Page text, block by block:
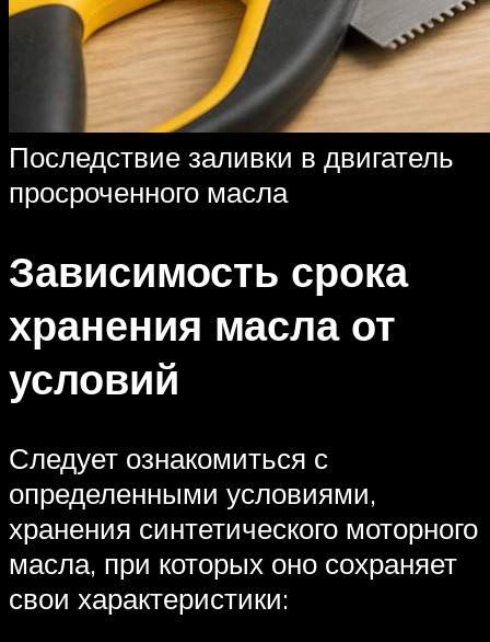
Последствие заливки в двигатель
просроченного масла
Зависимость срока
хранения масла от
условий
Следует ознакомиться с
определенными условиями,
хранения синтетического моторного
масла, при которых оно сохраняет
свои характеристики: